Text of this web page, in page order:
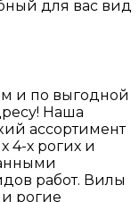
для вас вид
и по выгодной
Наша
ассортимент
4-х рогих и
работ. Вилы
рогие